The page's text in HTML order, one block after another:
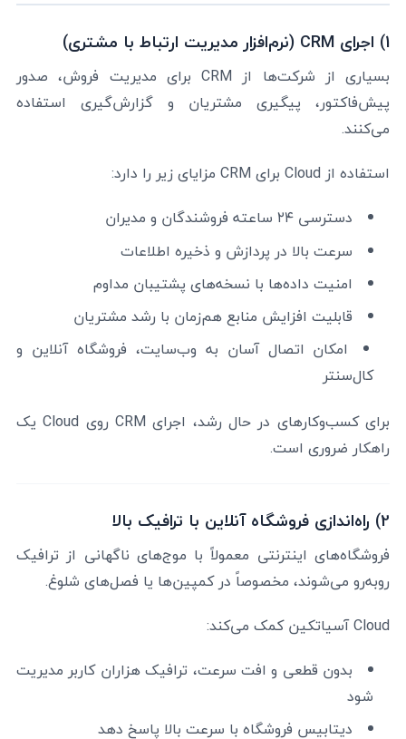
1) اجرای CRM (نرم‌افزار مدیریت ارتباط با مشتری)
بسیاری از شرکت‌ها از CRM برای مدیریت فروش، صدور
پیش‌فاکتور، پیگیری مشتریان و گزارش‌گیری استفاده
می‌کنند.
استفاده از Cloud برای CRM مزایای زیر را دارد:
دسترسی ۲۴ ساعته فروشندگان و مدیران
سرعت بالا در پردازش و ذخیره اطلاعات
امنیت داده‌ها با نسخه‌های پشتیبان مداوم
قابلیت افزایش منابع هم‌زمان با رشد مشتریان
امکان اتصال آسان به وب‌سایت، فروشگاه آنلاین و
کال‌سنتر
برای کسب‌وکارهای در حال رشد، اجرای CRM روی Cloud یک
راهکار ضروری است.
2) راه‌اندازی فروشگاه آنلاین با ترافیک بالا
فروشگاه‌های اینترنتی معمولاً با موج‌های ناگهانی از ترافیک
روبه‌رو می‌شوند، مخصوصاً در کمپین‌ها یا فصل‌های شلوغ.
Cloud آسیاتکین کمک می‌کند:
بدون قطعی و افت سرعت، ترافیک هزاران کاربر مدیریت
شود
دیتابیس فروشگاه با سرعت بالا پاسخ دهد